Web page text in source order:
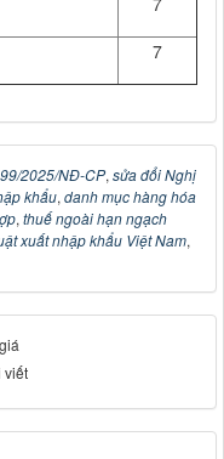
7
2025/NĐ-CP, sửa đổi Nghị
khẩu, danh mục hàng hóa
, thuế ngoài hạn ngạch
xuất nhập khẩu Việt Nam,
viết